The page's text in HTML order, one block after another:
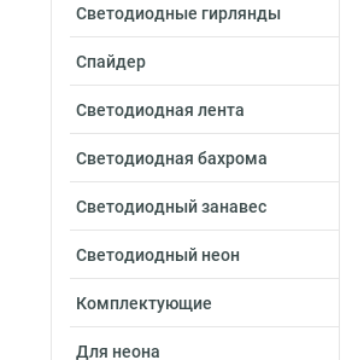
Светодиодные гирлянды
Спайдер
Светодиодная лента
Светодиодная бахрома
Светодиодный занавес
Светодиодный неон
Комплектующие
Для неона